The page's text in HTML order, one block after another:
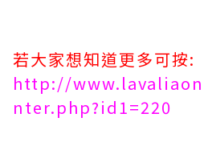
若大家想知道更多可按:
http://
nter.php?id1=220